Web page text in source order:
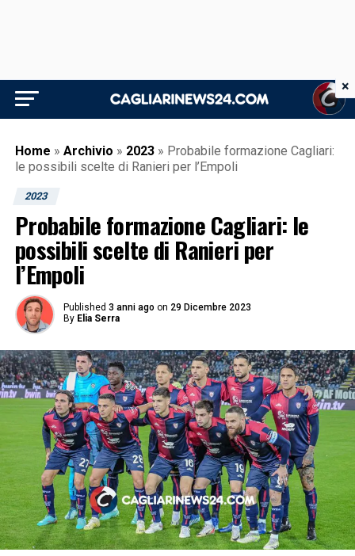
Home » Archivio » 2023 » Probabile formazione Cagliari:
le possibili scelte di Ranieri per l’Empoli
2023
Probabile formazione Cagliari: le
possibili scelte di Ranieri per
l’Empoli
Published 3 anni ago on 29 Dicembre 2023
By Elia Serra
×